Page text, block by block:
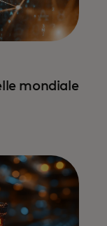
mondiale